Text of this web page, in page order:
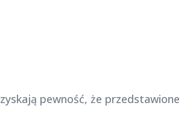
pewność, że przedstawione